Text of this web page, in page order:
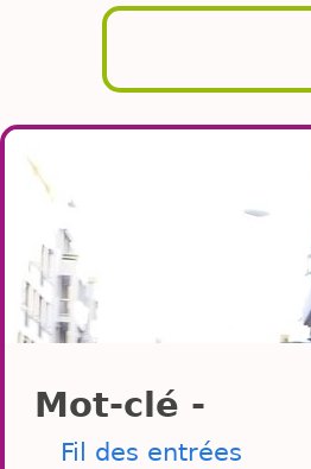
Mot-clé -
Fil des entrées